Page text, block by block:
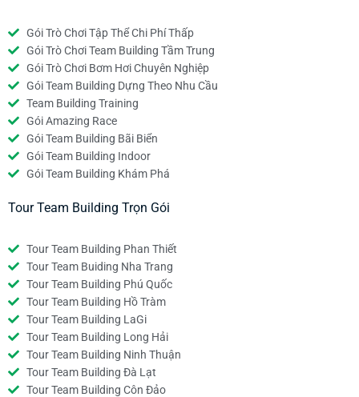
Gói Trò Chơi Tập Thể Chi Phí Thấp
Gói Trò Chơi Team Building Tầm Trung
Gói Trò Chơi Bơm Hơi Chuyên Nghiệp
Gói Team Building Dựng Theo Nhu Cầu
Team Building Training
Gói Amazing Race
Gói Team Building Bãi Biển
Gói Team Building Indoor
Gói Team Building Khám Phá
Tour Team Building Trọn Gói
Tour Team Building Phan Thiết
Tour Team Buiding Nha Trang
Tour Team Building Phú Quốc
Tour Team Building Hồ Tràm
Tour Team Building LaGi
Tour Team Building Long Hải
Tour Team Building Ninh Thuận
Tour Team Building Đà Lạt
Tour Team Building Côn Đảo